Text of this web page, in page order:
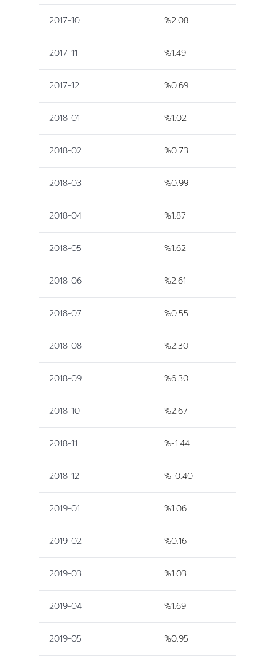
2017-10 %2.08
2017-11 %1.49
2017-12 %0.69
2018-01 %1.02
2018-02 %0.73
2018-03 %0.99
2018-04 %1.87
2018-05 %1.62
2018-06 %2.61
2018-07 %0.55
2018-08 %2.30
2018-09 %6.30
2018-10 %2.67
2018-11 %-1.44
2018-12 %-0.40
2019-01 %1.06
2019-02 %0.16
2019-03 %1.03
2019-04 %1.69
2019-05 %0.95